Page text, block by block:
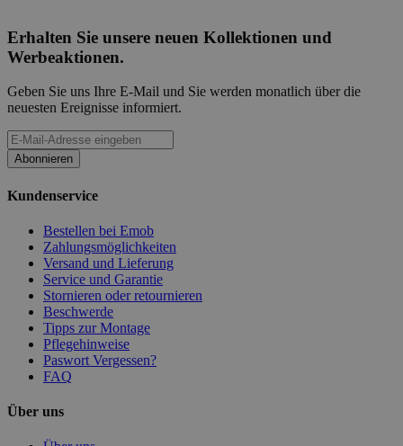
Erhalten Sie unsere neuen Kollektionen und
Werbeaktionen.
Geben Sie uns Ihre E-Mail und Sie werden monatlich über die
neuesten Ereignisse informiert.
Abonnieren
Kundenservice
Bestellen bei Emob
Zahlungsmöglichkeiten
Versand und Lieferung
Service und Garantie
Stornieren oder retournieren
Beschwerde
Tipps zur Montage
Pflegehinweise
Paswort Vergessen?
FAQ
Über uns